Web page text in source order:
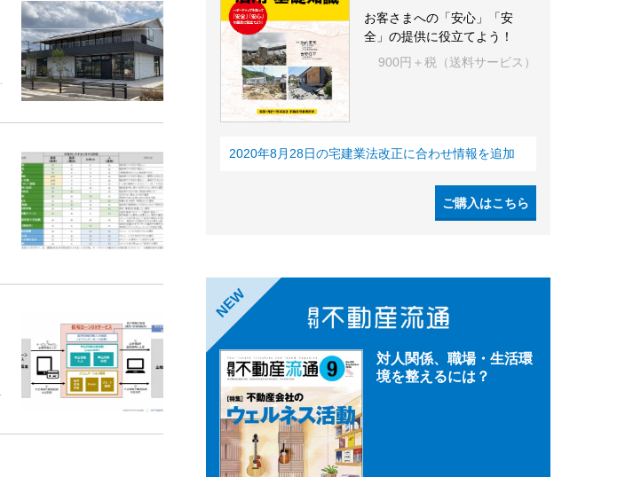
お客さまへの「安心」「安
全」の提供に役立てよう！
900円＋税（送料サービス）
2020年8月28日の宅建業法改正に合わせ情報を追加
ご購入はこちら
NEW
対人関係、職場・生活環
境を整えるには？